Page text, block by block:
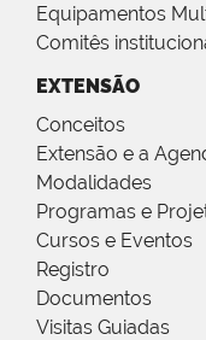
Equipamentos
Comitês
EXTENSÃO
Conceitos
Extensão e a
Modalidades
Programas e
Cursos e Eventos
Registro
Documentos
Visitas Guiadas